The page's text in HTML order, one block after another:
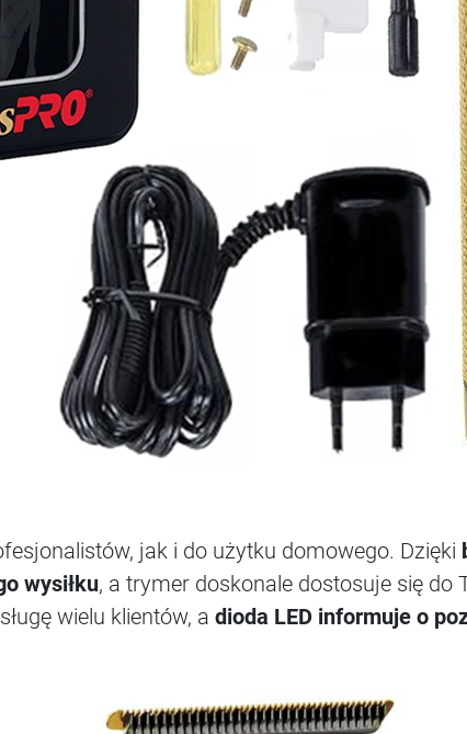
jak i do użytku domowego. Dzięki
wysiłku, a trymer doskonale dostosuje się do
wielu klientów, a dioda LED informuje o